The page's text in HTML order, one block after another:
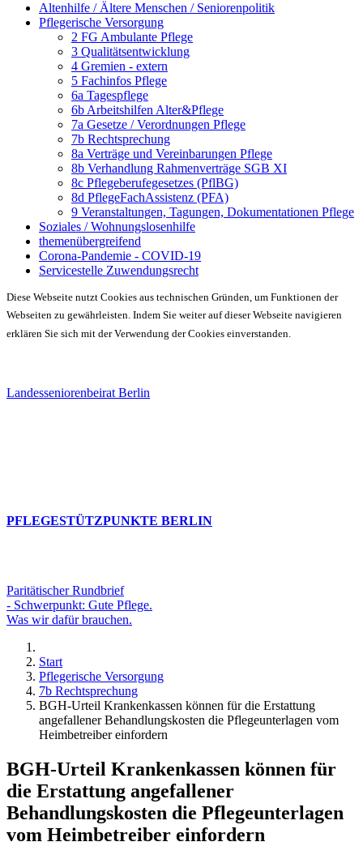
Altenhilfe / Ältere Menschen / Seniorenpolitik
Pflegerische Versorgung
2 FG Ambulante Pflege
3 Qualitätsentwicklung
4 Gremien - extern
5 Fachinfos Pflege
6a Tagespflege
6b Arbeitshilfen Alter&Pflege
7a Gesetze / Verordnungen Pflege
7b Rechtsprechung
8a Verträge und Vereinbarungen Pflege
8b Verhandlung Rahmenverträge SGB XI
8c Pflegeberufegesetzes (PflBG)
8d PflegeFachAssistenz (PFA)
9 Veranstaltungen, Tagungen, Dokumentationen Pflege
Soziales / Wohnungslosenhilfe
themenübergreifend
Corona-Pandemie - COVID-19
Servicestelle Zuwendungsrecht
Diese Webseite nutzt Cookies aus technischen Gründen, um Funktionen der
Webseiten zu gewährleisten. Indem Sie weiter auf dieser Webseite navigieren
erklären Sie sich mit der Verwendung der Cookies einverstanden.
Landesseniorenbeirat Berlin
PFLEGESTÜTZPUNKTE BERLIN
Paritätischer Rundbrief
- Schwerpunkt: Gute Pflege.
Was wir dafür brauchen.
Start
Pflegerische Versorgung
7b Rechtsprechung
BGH-Urteil Krankenkassen können für die Erstattung
angefallener Behandlungskosten die Pflegeunterlagen vom
Heimbetreiber einfordern
BGH-Urteil Krankenkassen können für
die Erstattung angefallener
Behandlungskosten die Pflegeunterlagen
vom Heimbetreiber einfordern